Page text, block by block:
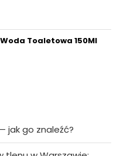
Toaletowa 150Ml
jak go znaleźć?